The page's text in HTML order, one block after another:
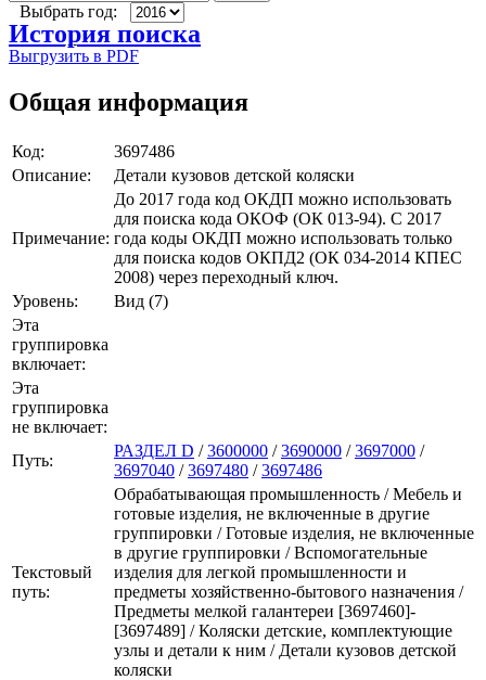
Выбрать год:
История поиска
Выгрузить в PDF
Общая информация
Код:
3697486
Описание:
Детали кузовов детской коляски
Примечание:
До 2017 года код ОКДП можно использовать
для поиска кода ОКОФ (ОК 013-94). C 2017
года коды ОКДП можно использовать только
для поиска кодов ОКПД2 (ОК 034-2014 КПЕС
2008) через переходный ключ.
Уровень:
Вид (7)
Эта
группировка
включает:
Эта
группировка
не включает:
Путь:
РАЗДЕЛ D /3600000 /3690000 /3697000 /
3697040 /3697480 /3697486
Текстовый
путь:
Обрабатывающая промышленность / Мебель и
готовые изделия, не включенные в другие
группировки / Готовые изделия, не включенные
в другие группировки / Вспомогательные
изделия для легкой промышленности и
предметы хозяйственно-бытового назначения /
Предметы мелкой галантереи [3697460]-
[3697489] / Коляски детские, комплектующие
узлы и детали к ним / Детали кузовов детской
коляски